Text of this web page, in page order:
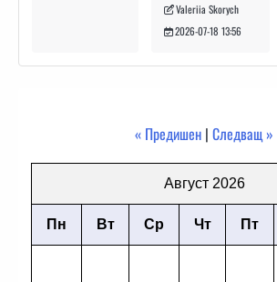
Valeriia Skorych
2026-07-18 13:56
« Предишен | Следващ »
Август 2026
Пн Вт Ср Чт Пт